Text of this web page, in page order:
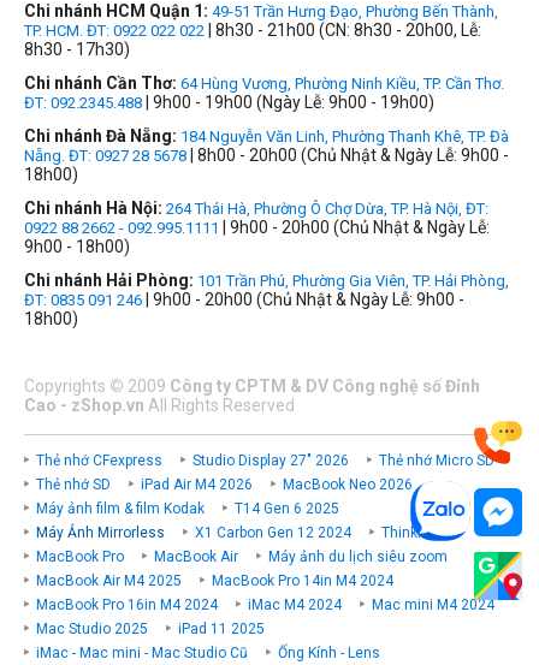
Chi nhánh HCM Quận 1: 49-51 Trần Hưng Đạo, Phường Bến Thành,
TP. HCM. ĐT: 0922 022 022 | 8h30 - 21h00 (CN: 8h30 - 20h00, Lễ:
8h30 - 17h30)
Chi nhánh Cần Thơ: 64 Hùng Vương, Phường Ninh Kiều, TP. Cần Thơ.
ĐT: 092.2345.488 | 9h00 - 19h00 (Ngày Lễ: 9h00 - 19h00)
Chi nhánh Đà Nẵng: 184 Nguyễn Văn Linh, Phường Thanh Khê, TP. Đà
Nẵng. ĐT: 0927 28 5678 | 8h00 - 20h00 (Chủ Nhật & Ngày Lễ: 9h00 -
18h00)
Chi nhánh Hà Nội: 264 Thái Hà, Phường Ô Chợ Dừa, TP. Hà Nội, ĐT:
0922 88 2662 - 092.995.1111
| 9h00 - 20h00 (Chủ Nhật & Ngày Lễ:
9h00 - 18h00)
Chi nhánh Hải Phòng: 101 Trần Phú, Phường Gia Viên, TP. Hải Phòng,
ĐT: 0835 091 246 | 9h00 - 20h00 (Chủ Nhật & Ngày Lễ: 9h00 -
18h00)
Copyrights © 2009 Công ty CPTM & DV Công nghệ số Đỉnh
Cao - zShop.vn All Rights Reserved
Thẻ nhớ CFexpress Studio Display 27" 2026
Thẻ nhớ Micro SD
Thẻ nhớ SD
iPad Air M4 2026
MacBook Neo 2026
Máy ảnh film & film Kodak
T14 Gen 6 2025
Máy Ảnh Mirrorless
X1 Carbon Gen 12 2024
ThinkPad P
MacBook Pro
MacBook Air
Máy ảnh du lịch siêu zoom
MacBook Air M4 2025
MacBook Pro 14in M4 2024
MacBook Pro 16in M4 2024
iMac M4 2024
Mac mini M4 2024
Mac Studio 2025
iPad 11 2025
iMac - Mac mini - Mac Studio Cũ
Ống Kính - Lens